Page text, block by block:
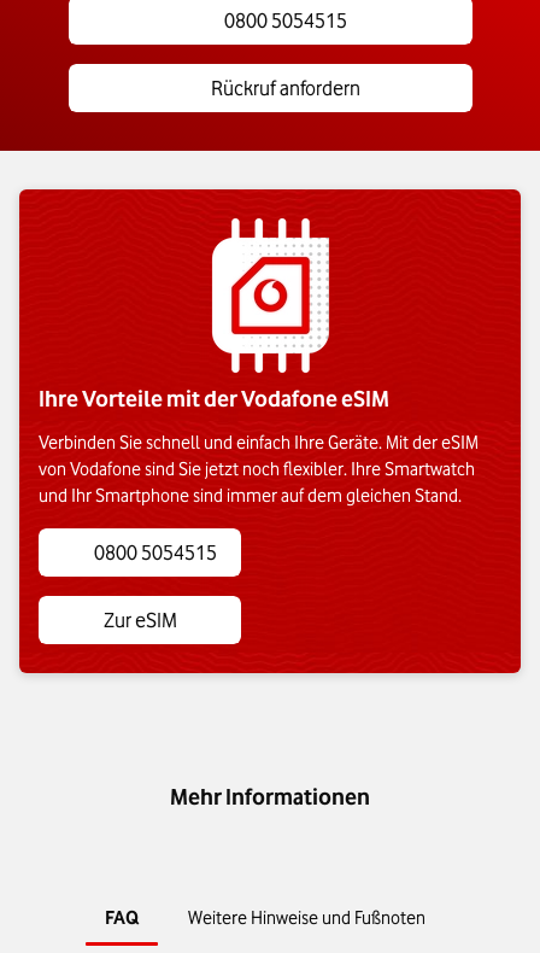
0800 5054515
Rückruf anfordern
Ihre Vorteile mit der Vodafone eSIM
Verbinden Sie schnell und einfach Ihre Geräte. Mit der eSIM
von Vodafone sind Sie jetzt noch flexibler. Ihre Smartwatch
und Ihr Smartphone sind immer auf dem gleichen Stand.
0800 5054515
Zur eSIM
Mehr Informationen
FAQ Weitere Hinweise und Fußnoten